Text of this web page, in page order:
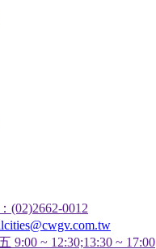
(02)2662-0012
9:00 ~ 12:30;13:30 ~ 17:00